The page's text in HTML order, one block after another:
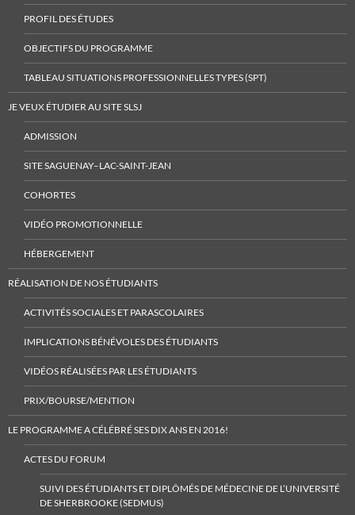
PROFIL DES ÉTUDES
OBJECTIFS DU PROGRAMME
TABLEAU SITUATIONS PROFESSIONNELLES TYPES (SPT)
JE VEUX ÉTUDIER AU SITE SLSJ
ADMISSION
SITE SAGUENAY–LAC-SAINT-JEAN
COHORTES
VIDÉO PROMOTIONNELLE
HÉBERGEMENT
RÉALISATION DE NOS ÉTUDIANTS
ACTIVITÉS SOCIALES ET PARASCOLAIRES
IMPLICATIONS BÉNÉVOLES DES ÉTUDIANTS
VIDÉOS RÉALISÉES PAR LES ÉTUDIANTS
PRIX/BOURSE/MENTION
LE PROGRAMME A CÉLÉBRÉ SES DIX ANS EN 2016!
ACTES DU FORUM
SUIVI DES ÉTUDIANTS ET DIPLÔMÉS DE MÉDECINE DE L’UNIVERSITÉ
DE SHERBROOKE (SEDMUS)